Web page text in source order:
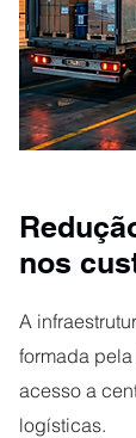
nos
A
formada
acesso a
logísticas.